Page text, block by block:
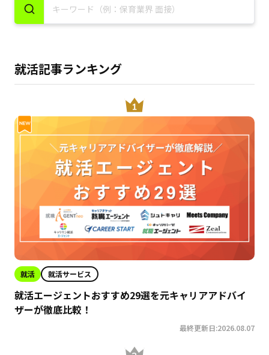
就活記事ランキング
就活 就活サービス
就活エージェントおすすめ29選を元キャリアアドバイ
ザーが徹底比較！
最終更新日:2026.08.07